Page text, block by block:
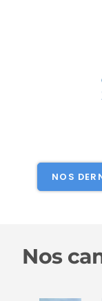
NOS
Nos